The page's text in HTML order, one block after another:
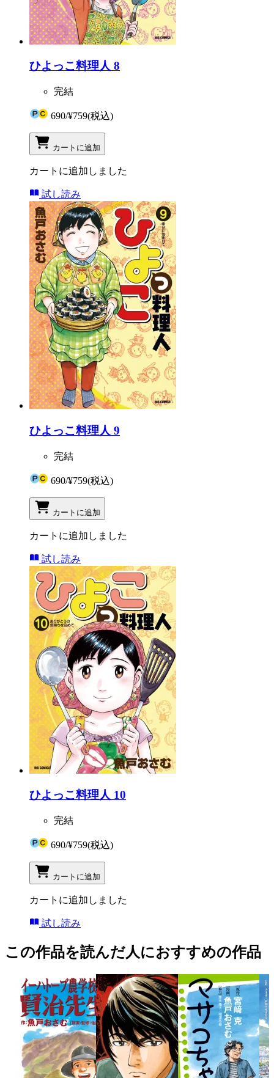
ひよっこ料理人 8
完結
690/¥759(税込)
カートに追加
カートに追加しました
試し読み
ひよっこ料理人 9
完結
690/¥759(税込)
カートに追加
カートに追加しました
試し読み
ひよっこ料理人 10
完結
690/¥759(税込)
カートに追加
カートに追加しました
試し読み
この作品を読んだ人におすすめの作品